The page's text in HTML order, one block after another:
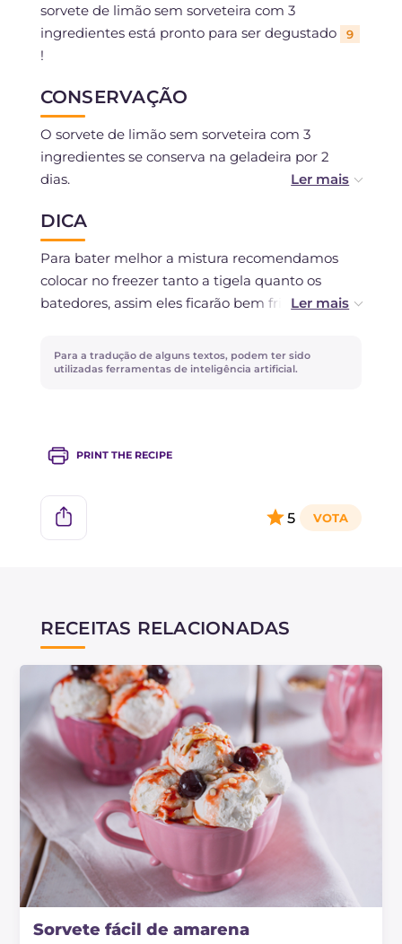
sorvete de limão sem sorveteira com 3
ingredientes está pronto para ser degustado
9
!
CONSERVAÇÃO
O sorvete de limão sem sorveteira com 3
ingredientes se conserva na geladeira por 2
dias.
Não pode ser congelado.
DICA
Para bater melhor a mistura recomendamos
colocar no freezer tanto a tigela quanto os
batedores, assim eles ficarão bem frios antes do
Escolha limões orgânicos de qualidade para um
também a receita do
sorveteira
Para a tradução de alguns textos, podem ter sido
utilizadas ferramentas de inteligência artificial.
PRINT THE RECIPE
5
RECEITAS RELACIONADAS
Sorvete fácil de amarena